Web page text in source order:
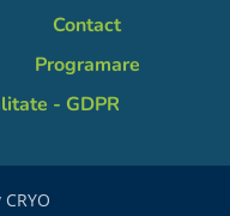
Contact
Programare
- GDPR
CRYO